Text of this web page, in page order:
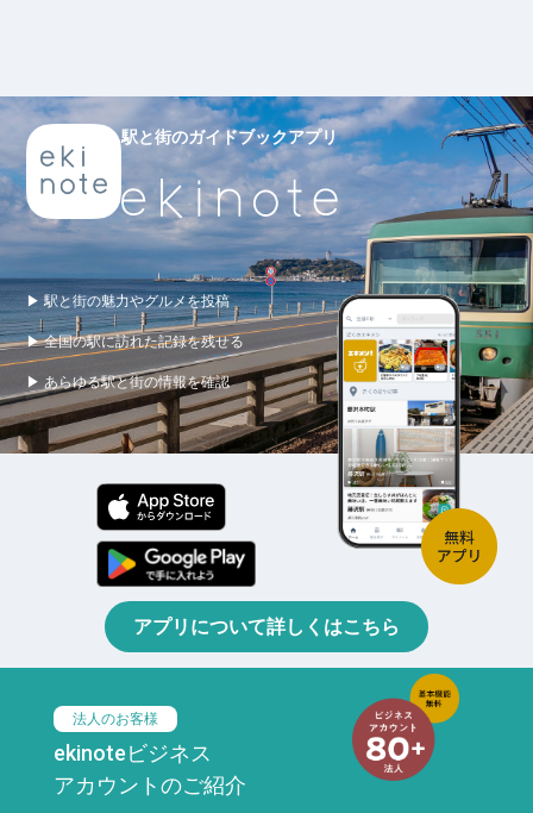
駅と街のガイドブックアプリ
▶ 駅と街の魅力やグルメを投稿
▶ 全国の駅に訪れた記録を残せる
▶ あらゆる駅と街の情報を確認
アプリについて詳しくはこちら
法人のお客様
ekinoteビジネス
アカウントのご紹介